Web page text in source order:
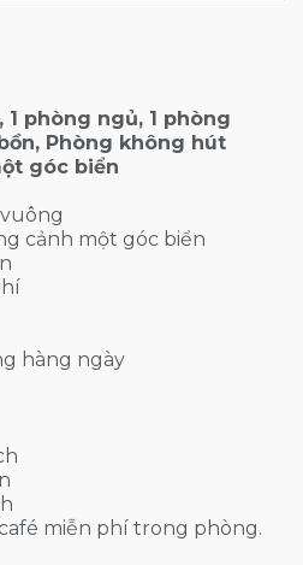
1 phòng ngủ, 1 phòng
Phòng không hút
góc biển
cảnh một góc biển
hàng ngày
miễn phí trong phòng.